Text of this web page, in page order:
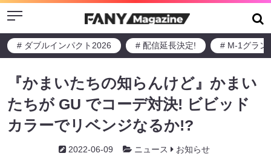
Menu
# ダブルインパクト2026 # 配信延長決定! # M-1グラン
『かまいたちの知らんけど』かまい
たちが GU でコーデ対決! ビビッド
カラーでリベンジなるか!?
2022-06-09 ニュース お知らせ